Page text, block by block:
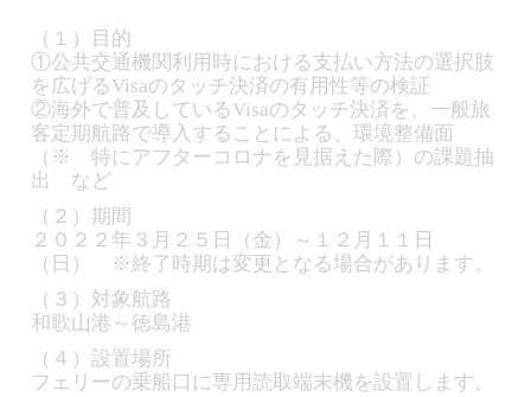
（１）目的
①公共交通機関利用時における支払い方法の選択肢
を広げるVisaのタッチ決済の有用性等の検証
②海外で普及しているVisaのタッチ決済を、一般旅
客定期航路で導入することによる、環境整備面
（※ 特にアフターコロナを見据えた際）の課題抽
出 など
（２）期間
２０２２年３月２５日（金）～１２月１１日
（日） ※終了時期は変更となる場合があります。
（３）対象航路
和歌山港～徳島港
（４）設置場所
フェリーの乗船口に専用読取端末機を設置します。